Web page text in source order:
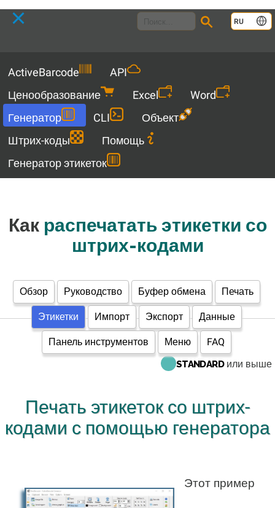
RU
ActiveBarcode
API
Ценообразование
Excel
Word
Генератор
CLI
Объект
Штрих-коды
Помощь
Генератор этикеток
Какраспечатать этикетки со
штрих-кодами
Обзор Руководство Буфер обмена Печать
Этикетки Импорт Экспорт Данные
Панель инструментов Меню FAQ
STANDARDили выше
Печать этикеток со штрих-
кодами с помощью генератора
Этот пример